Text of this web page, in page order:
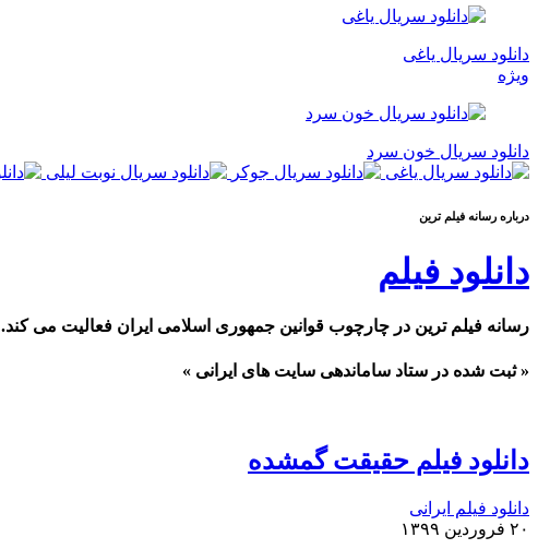
دانلود سریال یاغی
ویژه
دانلود سریال خون سرد
درباره رسانه فيلم ترين
دانلود فیلم
رسانه فیلم ترین در چارچوب قوانین جمهوری اسلامی ایران فعالیت می کند.
« ثبت شده در ستاد ساماندهی سایت های ایرانی »
دانلود فیلم حقیقت گمشده
دانلود فیلم ایرانی
۲۰ فروردین ۱۳۹۹